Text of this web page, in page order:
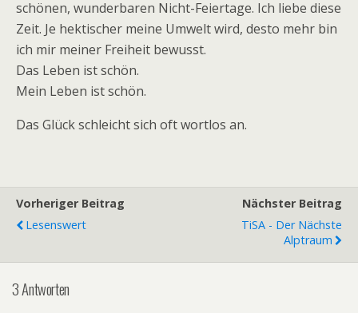
schönen, wunderbaren Nicht-Feiertage. Ich liebe diese
Zeit. Je hektischer meine Umwelt wird, desto mehr bin
ich mir meiner Freiheit bewusst.
Das Leben ist schön.
Mein Leben ist schön.
Das Glück schleicht sich oft wortlos an.
Vorheriger Beitrag
Lesenswert
Nächster Beitrag
TiSA - Der Nächste
Alptraum
3 Antworten